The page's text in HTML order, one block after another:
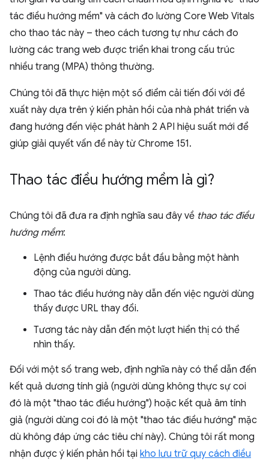
tác điều hướng mềm" và cách đo lường Core Web Vitals
cho thao tác này – theo cách tương tự như cách đo
lường các trang web được triển khai trong cấu trúc
nhiều trang (MPA) thông thường.
Chúng tôi đã thực hiện một số điểm cải tiến đối với đề
xuất này dựa trên ý kiến phản hồi của nhà phát triển và
đang hướng đến việc phát hành 2 API hiệu suất mới để
giúp giải quyết vấn đề này từ Chrome 151.
Thao tác điều hướng mềm là gì?
Chúng tôi đã đưa ra định nghĩa sau đây về thao tác điều
hướng mềm:
Lệnh điều hướng được bắt đầu bằng một hành
động của người dùng.
Thao tác điều hướng này dẫn đến việc người dùng
thấy được URL thay đổi.
Tương tác này dẫn đến một lượt hiển thị có thể
nhìn thấy.
Đối với một số trang web, định nghĩa này có thể dẫn đến
kết quả dương tính giả (người dùng không thực sự coi
đó là một "thao tác điều hướng") hoặc kết quả âm tính
giả (người dùng coi đó là một "thao tác điều hướng" mặc
dù không đáp ứng các tiêu chí này). Chúng tôi rất mong
nhận được ý kiến phản hồi tại kho lưu trữ quy cách điều